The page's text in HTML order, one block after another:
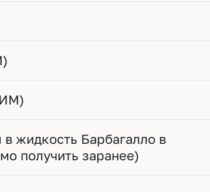
жидкость Барбагалло в
получить заранее)